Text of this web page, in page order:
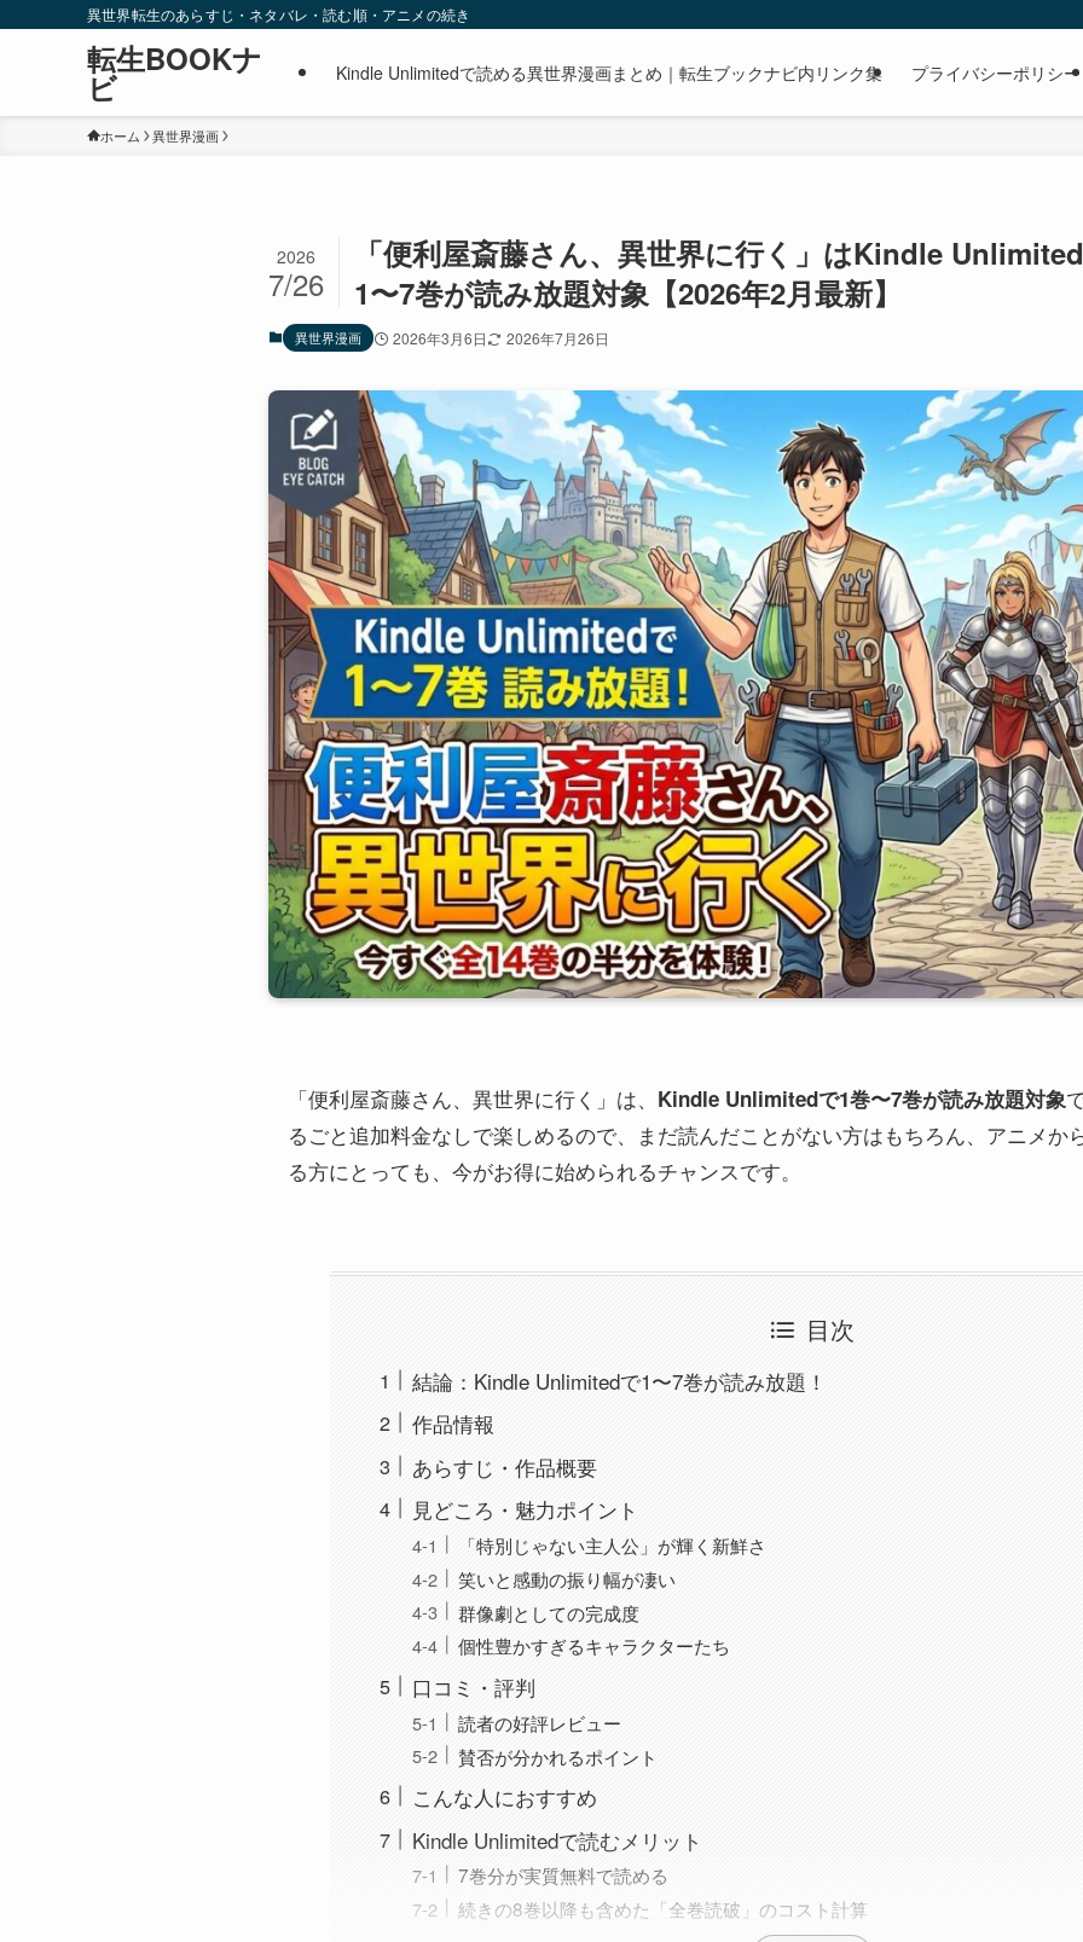
異世界転生のあらすじ・ネタバレ・読む順・アニメの続き
転生BOOKナ
ビ Kindle Unlimitedで読める異世界漫画まとめ｜転生ブックナビ内リンク集 プライバシーポリシー
ホーム 異世界漫画
「便利屋斎藤さん、異世界に行く」はKindle
1〜7巻が読み放題対象【2026年2月最新】
2026
7/26
異世界漫画 2026年3月6日 2026年7月26日
「便利屋斎藤さん、異世界に行く」は、 Kindle Unlimitedで1巻〜7巻が読み放題対象
るごと追加料金なしで楽しめるので、まだ読んだことがない方はもちろん、アニメか
る方にとっても、今がお得に始められるチャンスです。
目次
結論：Kindle Unlimitedで1〜7巻が読み放題！
作品情報
あらすじ・作品概要
見どころ・魅力ポイント
「特別じゃない主人公」が輝く新鮮さ
笑いと感動の振り幅が凄い
群像劇としての完成度
個性豊かすぎるキャラクターたち
口コミ・評判
読者の好評レビュー
賛否が分かれるポイント
こんな人におすすめ
Kindle Unlimitedで読むメリット
7巻分が実質無料で読める
続きの8巻以降も含めた「全巻読破」のコスト計算